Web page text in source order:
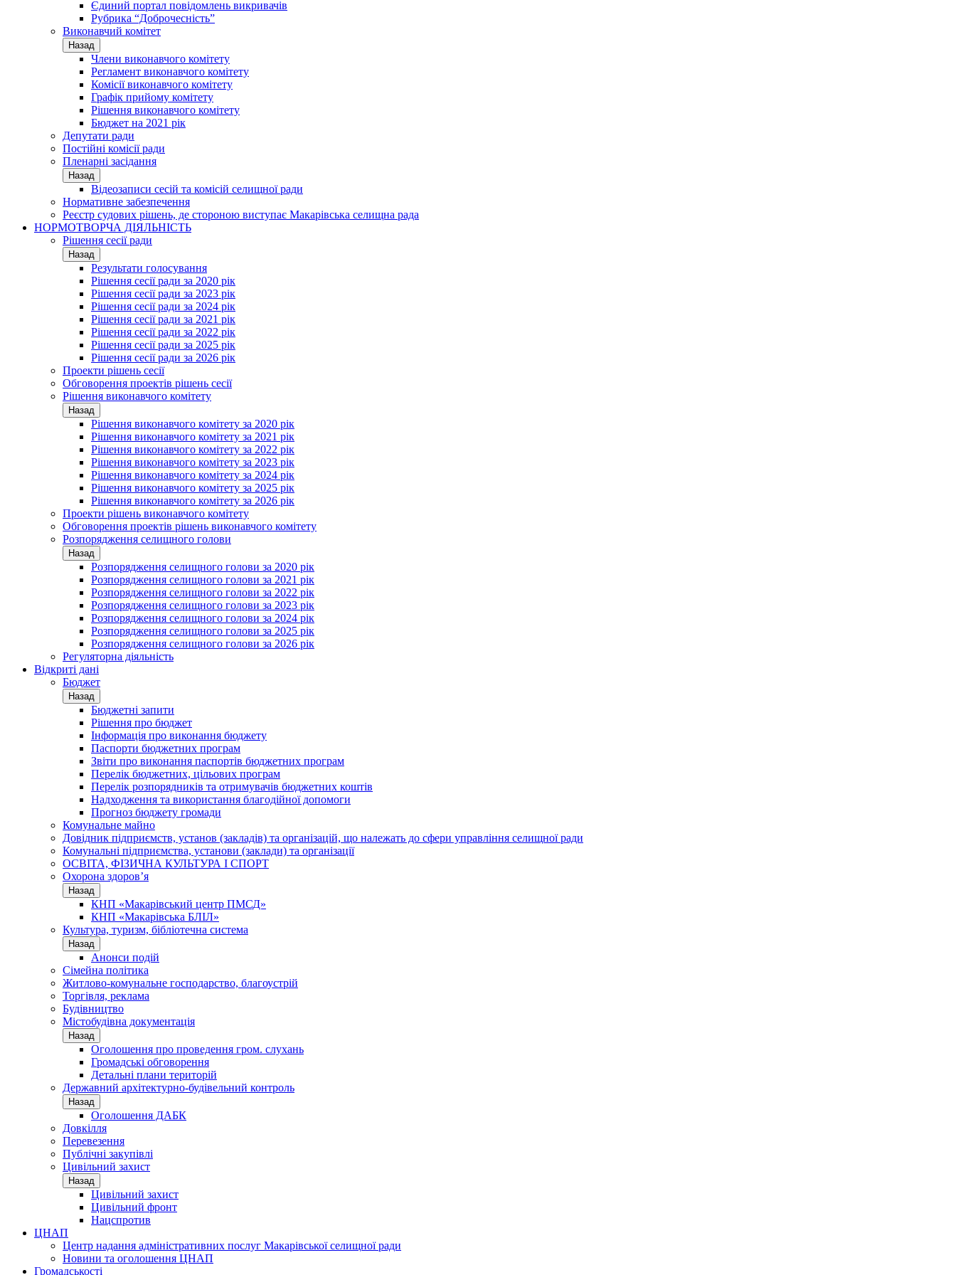
Єдиний портал повідомлень викривачів
Рубрика “Доброчесність”
Виконавчий комітет
Назад
Члени виконавчого комітету
Регламент виконавчого комітету
Комісії виконавчого комітету
Графік прийому комітету
Рішення виконавчого комітету
Бюджет на 2021 рік
Депутати ради
Постійні комісії ради
Пленарні засідання
Назад
Відеозаписи сесій та комісій селищної ради
Нормативне забезпечення
Реєстр судових рішень, де стороною виступає Макарівська селищна рада
НОРМОТВОРЧА ДІЯЛЬНІСТЬ
Рішення сесії ради
Назад
Результати голосування
Рішення сесії ради за 2020 рік
Рішення сесії ради за 2023 рік
Рішення сесії ради за 2024 рік
Рішення сесії ради за 2021 рік
Рішення сесії ради за 2022 рік
Рішення сесії ради за 2025 рік
Рішення сесії ради за 2026 рік
Проекти рішень сесії
Обговорення проектів рішень сесії
Рішення виконавчого комітету
Назад
Рішення виконавчого комітету за 2020 рік
Рішення виконавчого комітету за 2021 рік
Рішення виконавчого комітету за 2022 рік
Рішення виконавчого комітету за 2023 рік
Рішення виконавчого комітету за 2024 рік
Рішення виконавчого комітету за 2025 рік
Рішення виконавчого комітету за 2026 рік
Проекти рішень виконавчого комітету
Обговорення проектів рішень виконавчого комітету
Розпорядження селищного голови
Назад
Розпорядження селищного голови за 2020 рік
Розпорядження селищного голови за 2021 рік
Розпорядження селищного голови за 2022 рік
Розпорядження селищного голови за 2023 рік
Розпорядження селищного голови за 2024 рік
Розпорядження селищного голови за 2025 рік
Розпорядження селищного голови за 2026 рік
Регуляторна діяльність
Відкриті дані
Бюджет
Назад
Бюджетні запити
Рішення про бюджет
Інформація про виконання бюджету
Паспорти бюджетних програм
Звіти про виконання паспортів бюджетних програм
Перелік бюджетних, цільових програм
Перелік розпорядників та отримувачів бюджетних коштів
Надходження та використання благодійної допомоги
Прогноз бюджету громади
Комунальне майно
Довідник підприємств, установ (закладів) та організацій, що належать до сфери управління селищної ради
Комунальні підприємства, установи (заклади) та організації
ОСВІТА, ФІЗИЧНА КУЛЬТУРА І СПОРТ
Охорона здоров’я
Назад
КНП «Макарівський центр ПМСД»
КНП «Макарівська БЛІЛ»
Культура, туризм, бібліотечна система
Назад
Анонси подій
Сімейна політика
Житлово-комунальне господарство, благоустрій
Торгівля, реклама
Будівництво
Містобудівна документація
Назад
Оголошення про проведення гром. слухань
Громадські обговорення
Детальні плани територій
Державний архітектурно-будівельний контроль
Назад
Оголошення ДАБК
Довкілля
Перевезення
Публічні закупівлі
Цивільний захист
Назад
Цивільний захист
Цивільний фронт
Нацспротив
ЦНАП
Центр надання адміністративних послуг Макарівської селищної ради
Новини та оголошення ЦНАП
Громадськості